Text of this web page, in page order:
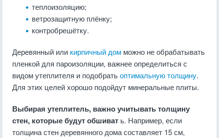
теплоизоляцию;
ветрозащитную плёнку;
контробрешётку.
Деревянный или кирпичный дом можно не обрабатывать
пленкой для пароизоляции, важнее определиться с
видом утеплителя и подобратьоптимальную толщину.
Для этих целей хорошо подойдут минеральные плиты.
Выбирая утеплитель, важно учитывать толщину
стен, которые будут обшиват ь. Например, если
толщина стен деревянного дома составляет 15 см,